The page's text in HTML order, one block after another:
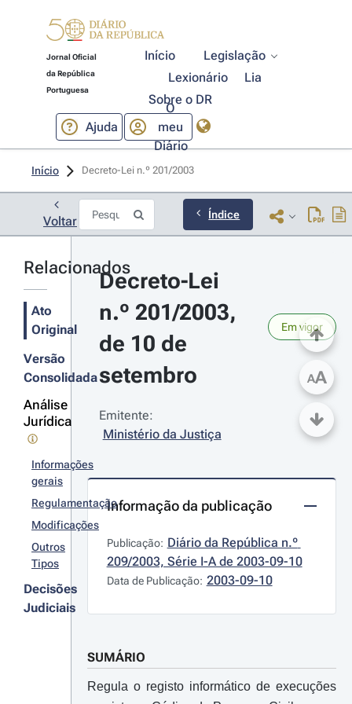
Jornal Oficial
da República
Portuguesa
Início
Legislação
Lexionário
Lia
Sobre o DR
Ajuda
O
meu
Diário
Início Decreto-Lei n.º 201/2003
Voltar Índice
Relacionados
Ato
Original
Versão
Consolidada
Análise
Jurídica
Informações
gerais
Regulamentação
Modificações
Outros
Tipos
Decisões
Judiciais
Decreto-Lei
n.º 201/2003,
de 10 de
setembro
Em vigor
Emitente:
Ministério da Justiça
Informação da publicação
Publicação: Diário da República n.º
209/2003, Série I-A de 2003-09-10
Data de Publicação: 2003-09-10
SUMÁRIO
Regula o registo informático de execuções
AA